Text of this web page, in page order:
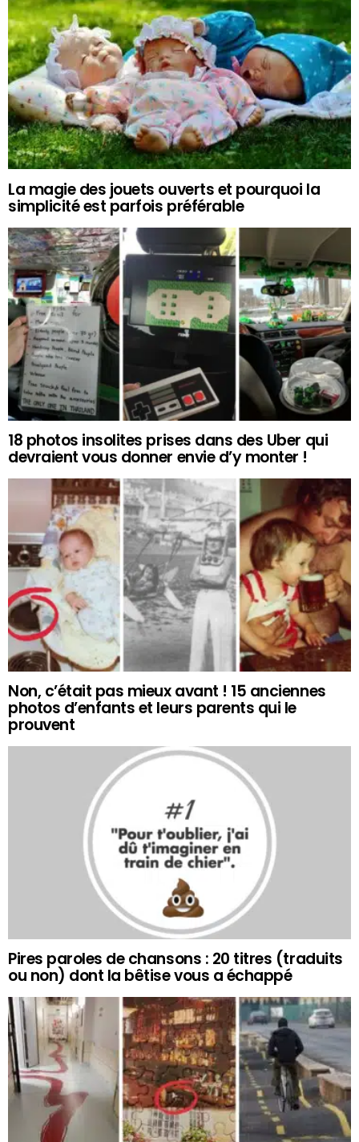
La magie des jouets ouverts et pourquoi la
simplicité est parfois préférable
18 photos insolites prises dans des Uber qui
devraient vous donner envie d’y monter !
Non, c’était pas mieux avant ! 15 anciennes
photos d’enfants et leurs parents qui le
prouvent
Pires paroles de chansons : 20 titres (traduits
ou non) dont la bêtise vous a échappé